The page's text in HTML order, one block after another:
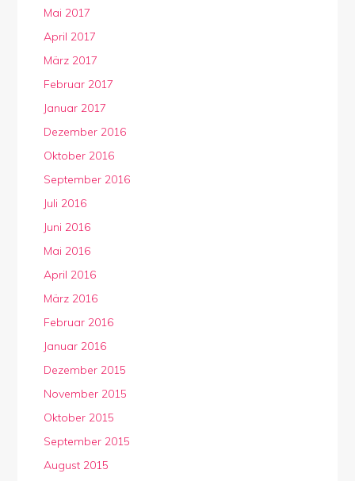
Mai 2017
April 2017
März 2017
Februar 2017
Januar 2017
Dezember 2016
Oktober 2016
September 2016
Juli 2016
Juni 2016
Mai 2016
April 2016
März 2016
Februar 2016
Januar 2016
Dezember 2015
November 2015
Oktober 2015
September 2015
August 2015